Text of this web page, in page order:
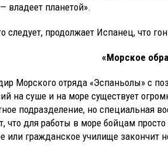
владеет планетой».
следует, продолжает Испанец, что
«Морское
Морского отряда «Эспаньолы» с
на суше и на море существует
подразделение, но специальная
что для работы в море бойцам
или гражданское училище закончит